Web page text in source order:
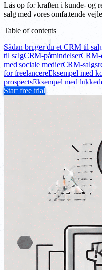
Lås op for kraften i kunde- og
salg med vores omfattende
Table of contents
Sådan bruger du et CRM til
til salgCRM-påmindelserCRM-
med sociale medierCRM-
for freelancereEksempel med
prospectsEksempel med
Start free trial